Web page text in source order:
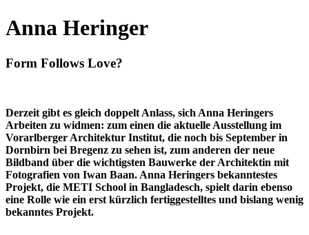
Anna Heringer
Form Follows Love?
Derzeit gibt es gleich doppelt Anlass, sich Anna Heringers
Arbeiten zu widmen: zum einen die aktuelle Ausstellung im
Vorarlberger Architektur Institut, die noch bis September in
Dornbirn bei Bregenz zu sehen ist, zum anderen der neue
Bildband über die wichtigsten Bauwerke der Architektin mit
Fotografien von Iwan Baan. Anna Heringers bekanntestes
Projekt, die METI School in Bangladesch, spielt darin ebenso
eine Rolle wie ein erst kürzlich fertiggestelltes und bislang wenig
bekanntes Projekt.